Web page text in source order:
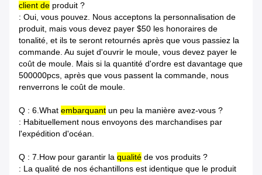
client de produit ?
: Oui, vous pouvez. Nous acceptons la personnalisation de
produit, mais vous devez payer $50 les honoraires de
tonalité, et ils te seront retournés après que vous passiez la
commande. Au sujet d'ouvrir le moule, vous devez payer le
coût de moule. Mais si la quantité d'ordre est davantage que
500000pcs, après que vous passent la commande, nous
renverrons le coût de moule.
Q : 6.What embarquant un peu la manière avez-vous ?
: Habituellement nous envoyons des marchandises par
l'expédition d'océan.
Q : 7.How pour garantir la qualité de vos produits ?
: La qualité de nos échantillons est identique que le produit